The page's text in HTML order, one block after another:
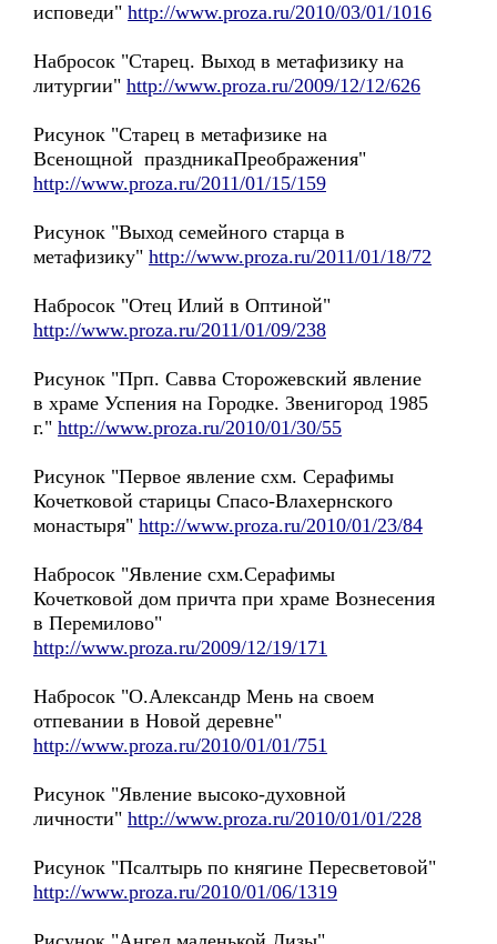
исповеди" http://www.proza.ru/2010/03/01/1016
Набросок "Старец. Выход в метафизику на
литургии" http://www.proza.ru/2009/12/12/626
Рисунок "Старец в метафизике на
Всенощной праздникаПреображения"
http://www.proza.ru/2011/01/15/159
Рисунок "Выход семейного старца в
метафизику" http://www.proza.ru/2011/01/18/72
Набросок "Отец Илий в Оптиной"
http://www.proza.ru/2011/01/09/238
Рисунок "Прп. Савва Сторожевский явление
в храме Успения на Городке. Звенигород 1985
г." http://www.proza.ru/2010/01/30/55
Рисунок "Первое явление схм. Серафимы
Кочетковой старицы Спасо-Влахернского
монастыря" http://www.proza.ru/2010/01/23/84
Набросок "Явление схм.Серафимы
Кочетковой дом причта при храме Вознесения
в Перемилово"
http://www.proza.ru/2009/12/19/171
Набросок "О.Александр Мень на своем
отпевании в Новой деревне"
http://www.proza.ru/2010/01/01/751
Рисунок "Явление высоко-духовной
личности" http://www.proza.ru/2010/01/01/228
Рисунок "Псалтырь по княгине Пересветовой"
http://www.proza.ru/2010/01/06/1319